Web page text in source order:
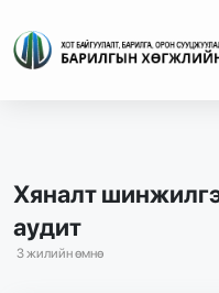
Хяналт
аудит
3 жилийн өмнө